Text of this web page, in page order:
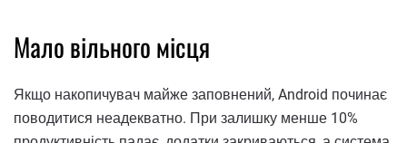
Мало вільного місця
Якщо накопичувач майже заповнений, Android починає
поводитися неадекватно. При залишку менше 10%